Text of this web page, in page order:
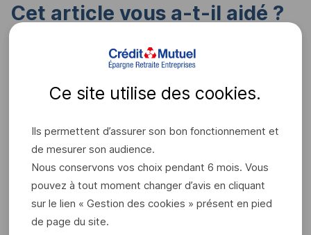
Cet article vous a-t-il aidé ?
Oui Non
Ce site utilise des cookies.
Ils permettent d’assurer son bon fonctionnement et
de mesurer son audience.
Nous conservons vos choix pendant 6 mois. Vous
pouvez à tout moment changer d’avis en cliquant
sur le lien « Gestion des cookies » présent en pied
de page du site.